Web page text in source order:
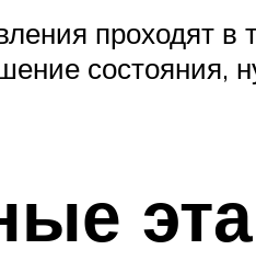
проходят в
состояния,